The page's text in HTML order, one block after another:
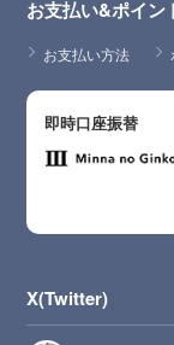
お支払い&ポイン
お支払い方法
即時口座振替
X(Twitter)